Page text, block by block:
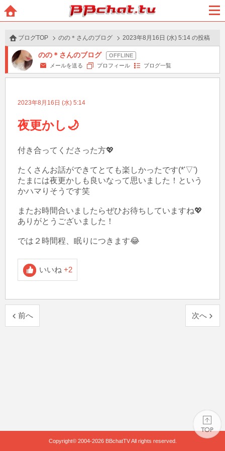
BBchatTV
ュー
ブログTOP のの＊さんのブログ 2023年8月16日 (水) 5:14 の投稿
のの＊さんのブログ
メールを送る プロフィール ブログ一覧
2023年8月16日 (水) 5:14
夜更かし🌙
付き合ってくださった方💖
たくさんお話ができてとても楽しかったです(*'▽')
たまには夜更かしも良いなって思いました！という
かハマりそうです笑
またお時間合いましたらぜひお待ちしていますね💖
ありがとうございました！
では２時間程、眠りにつきます😂
いいね +2
前へ 次へ
Copyright© 2004-2026 BBchatTVAll rights reserved.